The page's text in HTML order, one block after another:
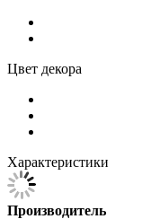
Цвет декора
Характеристики
Производитель